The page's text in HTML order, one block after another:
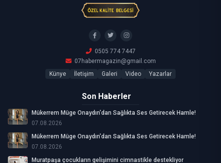
0505 774 7447
07habermagazin@gmail.com
Künye
İletişim Galeri Video Yazarlar
Son Haberler
Mükerrem Müge Onaydın'dan Sağlıkta Ses Getirecek Hamle!
07.08.2026
Mükerrem Müge Onaydın'dan Sağlıkta Ses Getirecek Hamle!
07.08.2026
Muratpaşa çocukların gelişimini cimnastikle destekliyor